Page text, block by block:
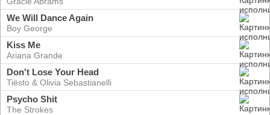
We Will Dance Again
Boy George
Kiss Me
Ariana Grande
Don't Lose Your Head
Tiësto & Olivia Sebastianelli
Psycho Shit
The Strokes